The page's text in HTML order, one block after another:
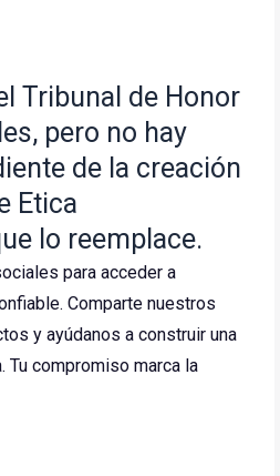
Tribunal de Honor
pero no hay
de la creación
Etica
lo reemplace.
para acceder a
Comparte nuestros
y ayúdanos a construir una
Tu compromiso marca la